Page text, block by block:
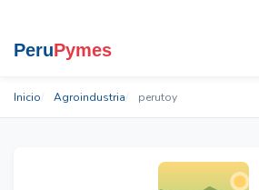
Inicio Agroindustria perutoy